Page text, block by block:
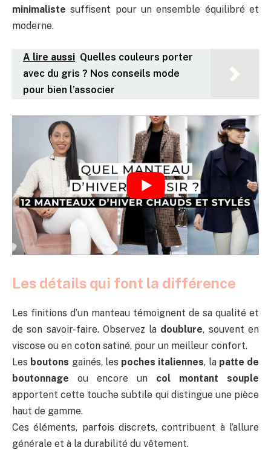
minimaliste suffisent pour un ensemble équilibré et
moderne.
A lire aussi Quelles couleurs porter
avec du gris ? Nos conseils mode
pour bien l’associer
Les détails qui font la différence
Les finitions d’un manteau témoignent de sa qualité et
de son savoir-faire. Observez la doublure, souvent en
viscose ou en coton satiné, pour un meilleur confort.
Les boutons gainés, les poches italiennes, la patte de
boutonnage ou encore un col montant souple
apportent cette touche subtile qui distingue une pièce
haut de gamme.
Ces éléments, parfois discrets, contribuent à l’allure
générale et à la durabilité du vêtement.